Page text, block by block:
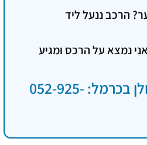
הרכב ננעל ליד
נמצא על הרכס ומגיע
חייגו עכשיו למנעולן בכרמל: 052-925-